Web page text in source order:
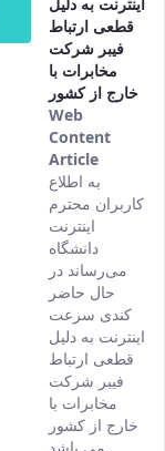
قطعی ارتباط
فیبر شرکت
مخابرات با
خارج از کشور
Web
Content
Article
result
comes
Persian
version
of this
content.
به اطلاع
کاربران محترم
اینترنت
دانشگاه
می‌رساند در
حال حاضر
کندی سرعت
اینترنت به دلیل
قطعی ارتباط
فیبر شرکت
مخابرات با
خارج از کشور
می باشد.